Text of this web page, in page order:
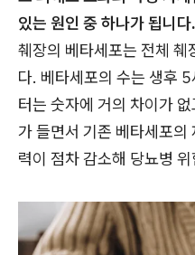
있는 원인 중 하나가 됩니다.
췌장의 베타세포는 전체
다. 베타세포의 수는 생후
터는 숫자에 거의 차이가
가 들면서 기존 베타세포의
력이 점차 감소해 당뇨병